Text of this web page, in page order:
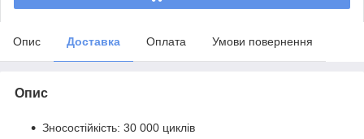
Опис Доставка Оплата Умови повернення
Опис
Зносостійкість: 30 000 циклів